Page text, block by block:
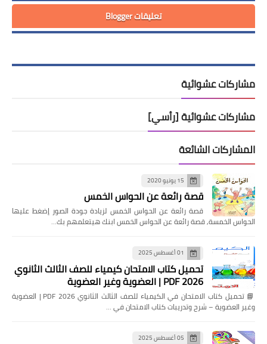
تعليقات Blogger
مشاركات عشوائية
مشاركات عشوائية [رأسي]
المشاركات الشائعة
15 يونيو 2020
قصة رائعة عن الحواس الخمس
قصة رائعة عن الحواس الخمس لزيادة جودة الصور إضغط عليها
الحواس الخمسة, قصة رائعة عن الحواس الخمس ابنك هيتعلمهم بك…
01 أغسطس 2025
تحميل كتاب الامتحان كيمياء للصف الثالث الثانوي
2026 PDF | العضوية وغير العضوية
📘 تحميل كتاب الامتحان في الكيمياء للصف الثالث الثانوي 2026 PDF | العضوية
وغير العضوية – شرح وتدريبات كتاب الامتحان في …
05 أغسطس 2025